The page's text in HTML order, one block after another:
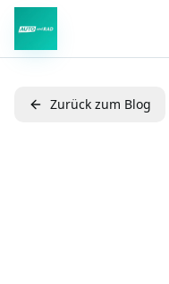
Zum Hauptinhalt springen
Zurück zum Blog